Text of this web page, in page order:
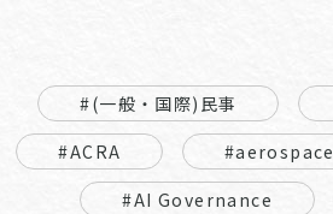
#(一般・国際)民事
#ACRA
#aerospace
#AI Governance